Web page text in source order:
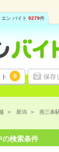
エン バイト 9279件
0 保存
新潟 燕三条
の検索条件